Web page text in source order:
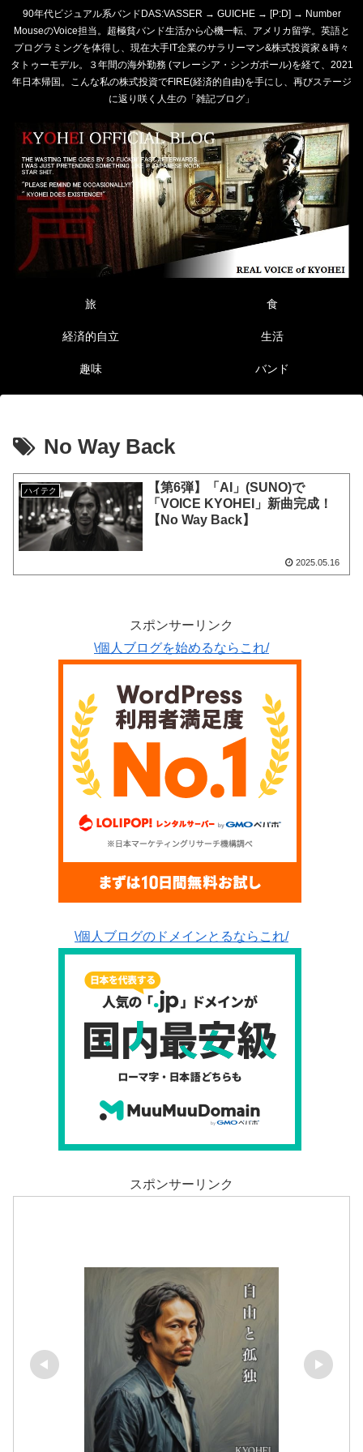
90年代ビジュアル系バンドDAS:VASSER → GUICHE → [P:D] → Number
MouseのVoice担当。超極貧バンド生活から心機一転、アメリカ留学。英語と
プログラミングを体得し、現在大手IT企業のサラリーマン&株式投資家＆時々
タトゥーモデル。３年間の海外勤務 (マレーシア・シンガポール)を経て、2021
年日本帰国。こんな私の株式投資でFIRE(経済的自由)を手にし、再びステージ
に返り咲く人生の「雑記ブログ」
旅 食
経済的自立 生活
趣味 バンド
No Way Back
ハイテク
【第6弾】「AI」(SUNO)で
「VOICE KYOHEI」新曲完成！
【No Way Back】
2025.05.16
スポンサーリンク
\個人ブログを始めるならこれ/
\個人ブログのドメインとるならこれ/
スポンサーリンク